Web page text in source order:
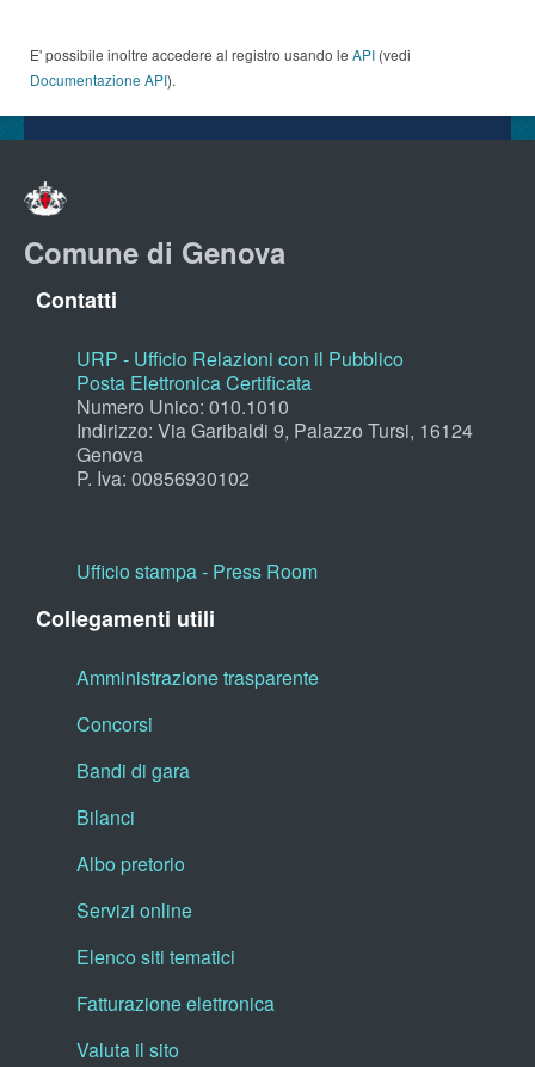
E' possibile inoltre accedere al registro usando le API (vedi
Documentazione API).
Comune di Genova
Contatti
URP - Ufficio Relazioni con il Pubblico
Posta Elettronica Certificata
Numero Unico: 010.1010
Indirizzo: Via Garibaldi 9, Palazzo Tursi, 16124
Genova
P. Iva: 00856930102
Ufficio stampa - Press Room
Collegamenti utili
Amministrazione trasparente
Concorsi
Bandi di gara
Bilanci
Albo pretorio
Servizi online
Elenco siti tematici
Fatturazione elettronica
Valuta il sito